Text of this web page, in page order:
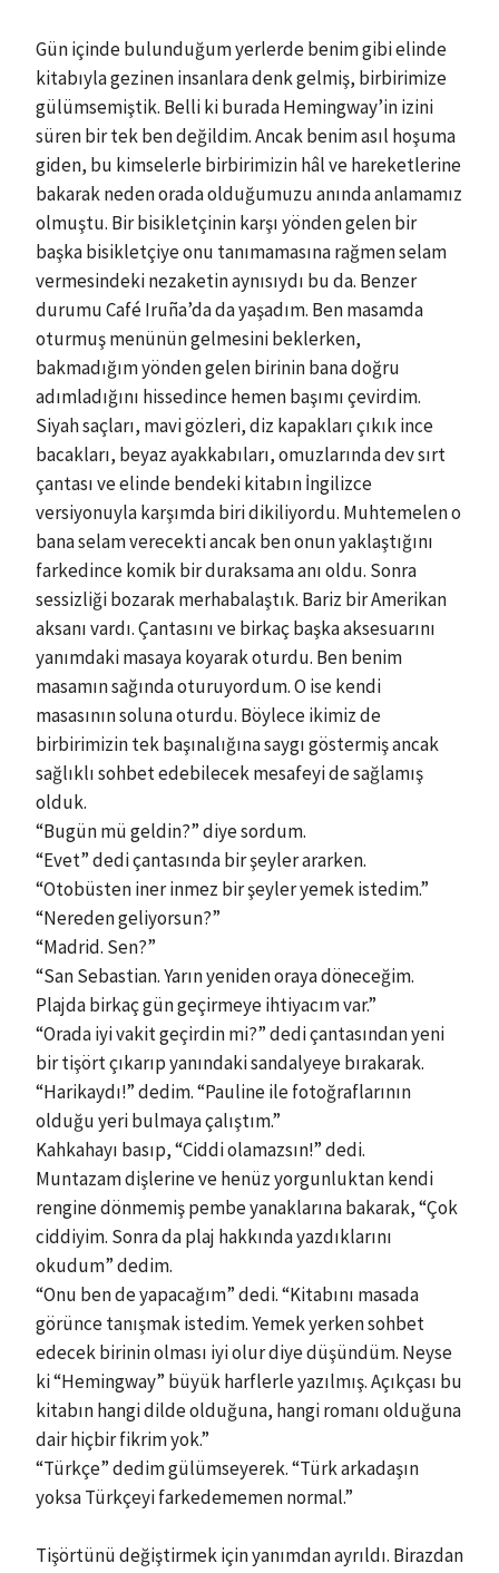
Gün içinde bulunduğum yerlerde benim gibi elinde
kitabıyla gezinen insanlara denk gelmiş, birbirimize
gülümsemiştik. Belli ki burada Hemingway’in izini
süren bir tek ben değildim. Ancak benim asıl hoşuma
giden, bu kimselerle birbirimizin hâl ve hareketlerine
bakarak neden orada olduğumuzu anında anlamamız
olmuştu. Bir bisikletçinin karşı yönden gelen bir
başka bisikletçiye onu tanımamasına rağmen selam
vermesindeki nezaketin aynısıydı bu da. Benzer
durumu Café Iruña’da da yaşadım. Ben masamda
oturmuş menünün gelmesini beklerken,
bakmadığım yönden gelen birinin bana doğru
adımladığını hissedince hemen başımı çevirdim.
Siyah saçları, mavi gözleri, diz kapakları çıkık ince
bacakları, beyaz ayakkabıları, omuzlarında dev sırt
çantası ve elinde bendeki kitabın İngilizce
versiyonuyla karşımda biri dikiliyordu. Muhtemelen o
bana selam verecekti ancak ben onun yaklaştığını
farkedince komik bir duraksama anı oldu. Sonra
sessizliği bozarak merhabalaştık. Bariz bir Amerikan
aksanı vardı. Çantasını ve birkaç başka aksesuarını
yanımdaki masaya koyarak oturdu. Ben benim
masamın sağında oturuyordum. O ise kendi
masasının soluna oturdu. Böylece ikimiz de
birbirimizin tek başınalığına saygı göstermiş ancak
sağlıklı sohbet edebilecek mesafeyi de sağlamış
olduk.
“Bugün mü geldin?” diye sordum.
“Evet” dedi çantasında bir şeyler ararken.
“Otobüsten iner inmez bir şeyler yemek istedim.”
“Nereden geliyorsun?”
“Madrid. Sen?”
“San Sebastian. Yarın yeniden oraya döneceğim.
Plajda birkaç gün geçirmeye ihtiyacım var.”
“Orada iyi vakit geçirdin mi?” dedi çantasından yeni
bir tişört çıkarıp yanındaki sandalyeye bırakarak.
“Harikaydı!” dedim. “Pauline ile fotoğraflarının
olduğu yeri bulmaya çalıştım.”
Kahkahayı basıp, “Ciddi olamazsın!” dedi.
Muntazam dişlerine ve henüz yorgunluktan kendi
rengine dönmemiş pembe yanaklarına bakarak, “Çok
ciddiyim. Sonra da plaj hakkında yazdıklarını
okudum” dedim.
“Onu ben de yapacağım” dedi. “Kitabını masada
görünce tanışmak istedim. Yemek yerken sohbet
edecek birinin olması iyi olur diye düşündüm. Neyse
ki “Hemingway” büyük harflerle yazılmış. Açıkçası bu
kitabın hangi dilde olduğuna, hangi romanı olduğuna
dair hiçbir fikrim yok.”
“Türkçe” dedim gülümseyerek. “Türk arkadaşın
yoksa Türkçeyi farkedememen normal.”
Tişörtünü değiştirmek için yanımdan ayrıldı. Birazdan